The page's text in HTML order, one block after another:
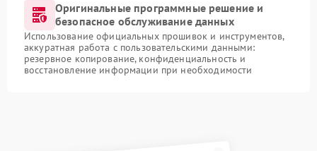
Оригинальные программные решение и
безопасное обслуживание данных
Использование официальных прошивок и инструментов,
аккуратная работа с пользовательскими данными:
резервное копирование, конфиденциальность и
восстановление информации при необходимости